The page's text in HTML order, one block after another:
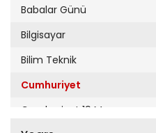
Babalar Günü
Bilgisayar
Bilim Teknik
Cumhuriyet
Cumhuriyet 19 Mayıs